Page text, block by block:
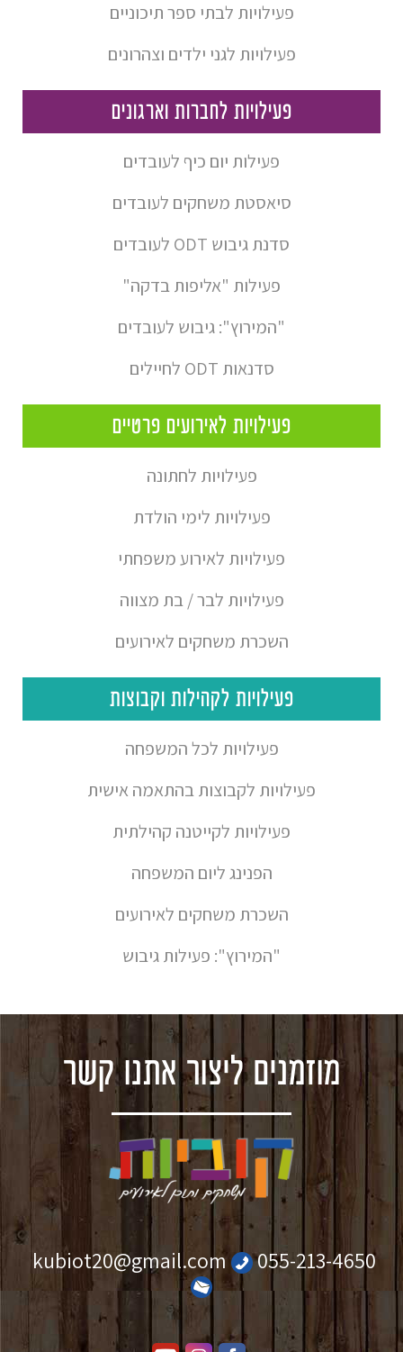
פעילויות לבתי ספר תיכוניים
פעילויות לגני ילדים וצהרונים
פעילויות לחברות וארגונים
פעילות יום כיף לעובדים
סיאסטת משחקים לעובדים
סדנת גיבוש ODT לעובדים
פעילות "אליפות בדקה"
"המירוץ": גיבוש לעובדים
סדנאות ODT לחיילים
פעילויות לאירועים פרטיים
פעילויות לחתונה
פעילויות לימי הולדת
פעילויות לאירוע משפחתי
פעילויות לבר / בת מצווה
השכרת משחקים לאירועים
פעילויות לקהילות וקבוצות
פעילויות לכל המשפחה
פעילויות לקבוצות בהתאמה אישית
פעילויות לקייטנה קהילתית
הפנינג ליום המשפחה
השכרת משחקים לאירועים
"המירוץ": פעילות גיבוש
מוזמנים ליצור אתנו קשר
055-213-4650
kubiot20@gmail.com